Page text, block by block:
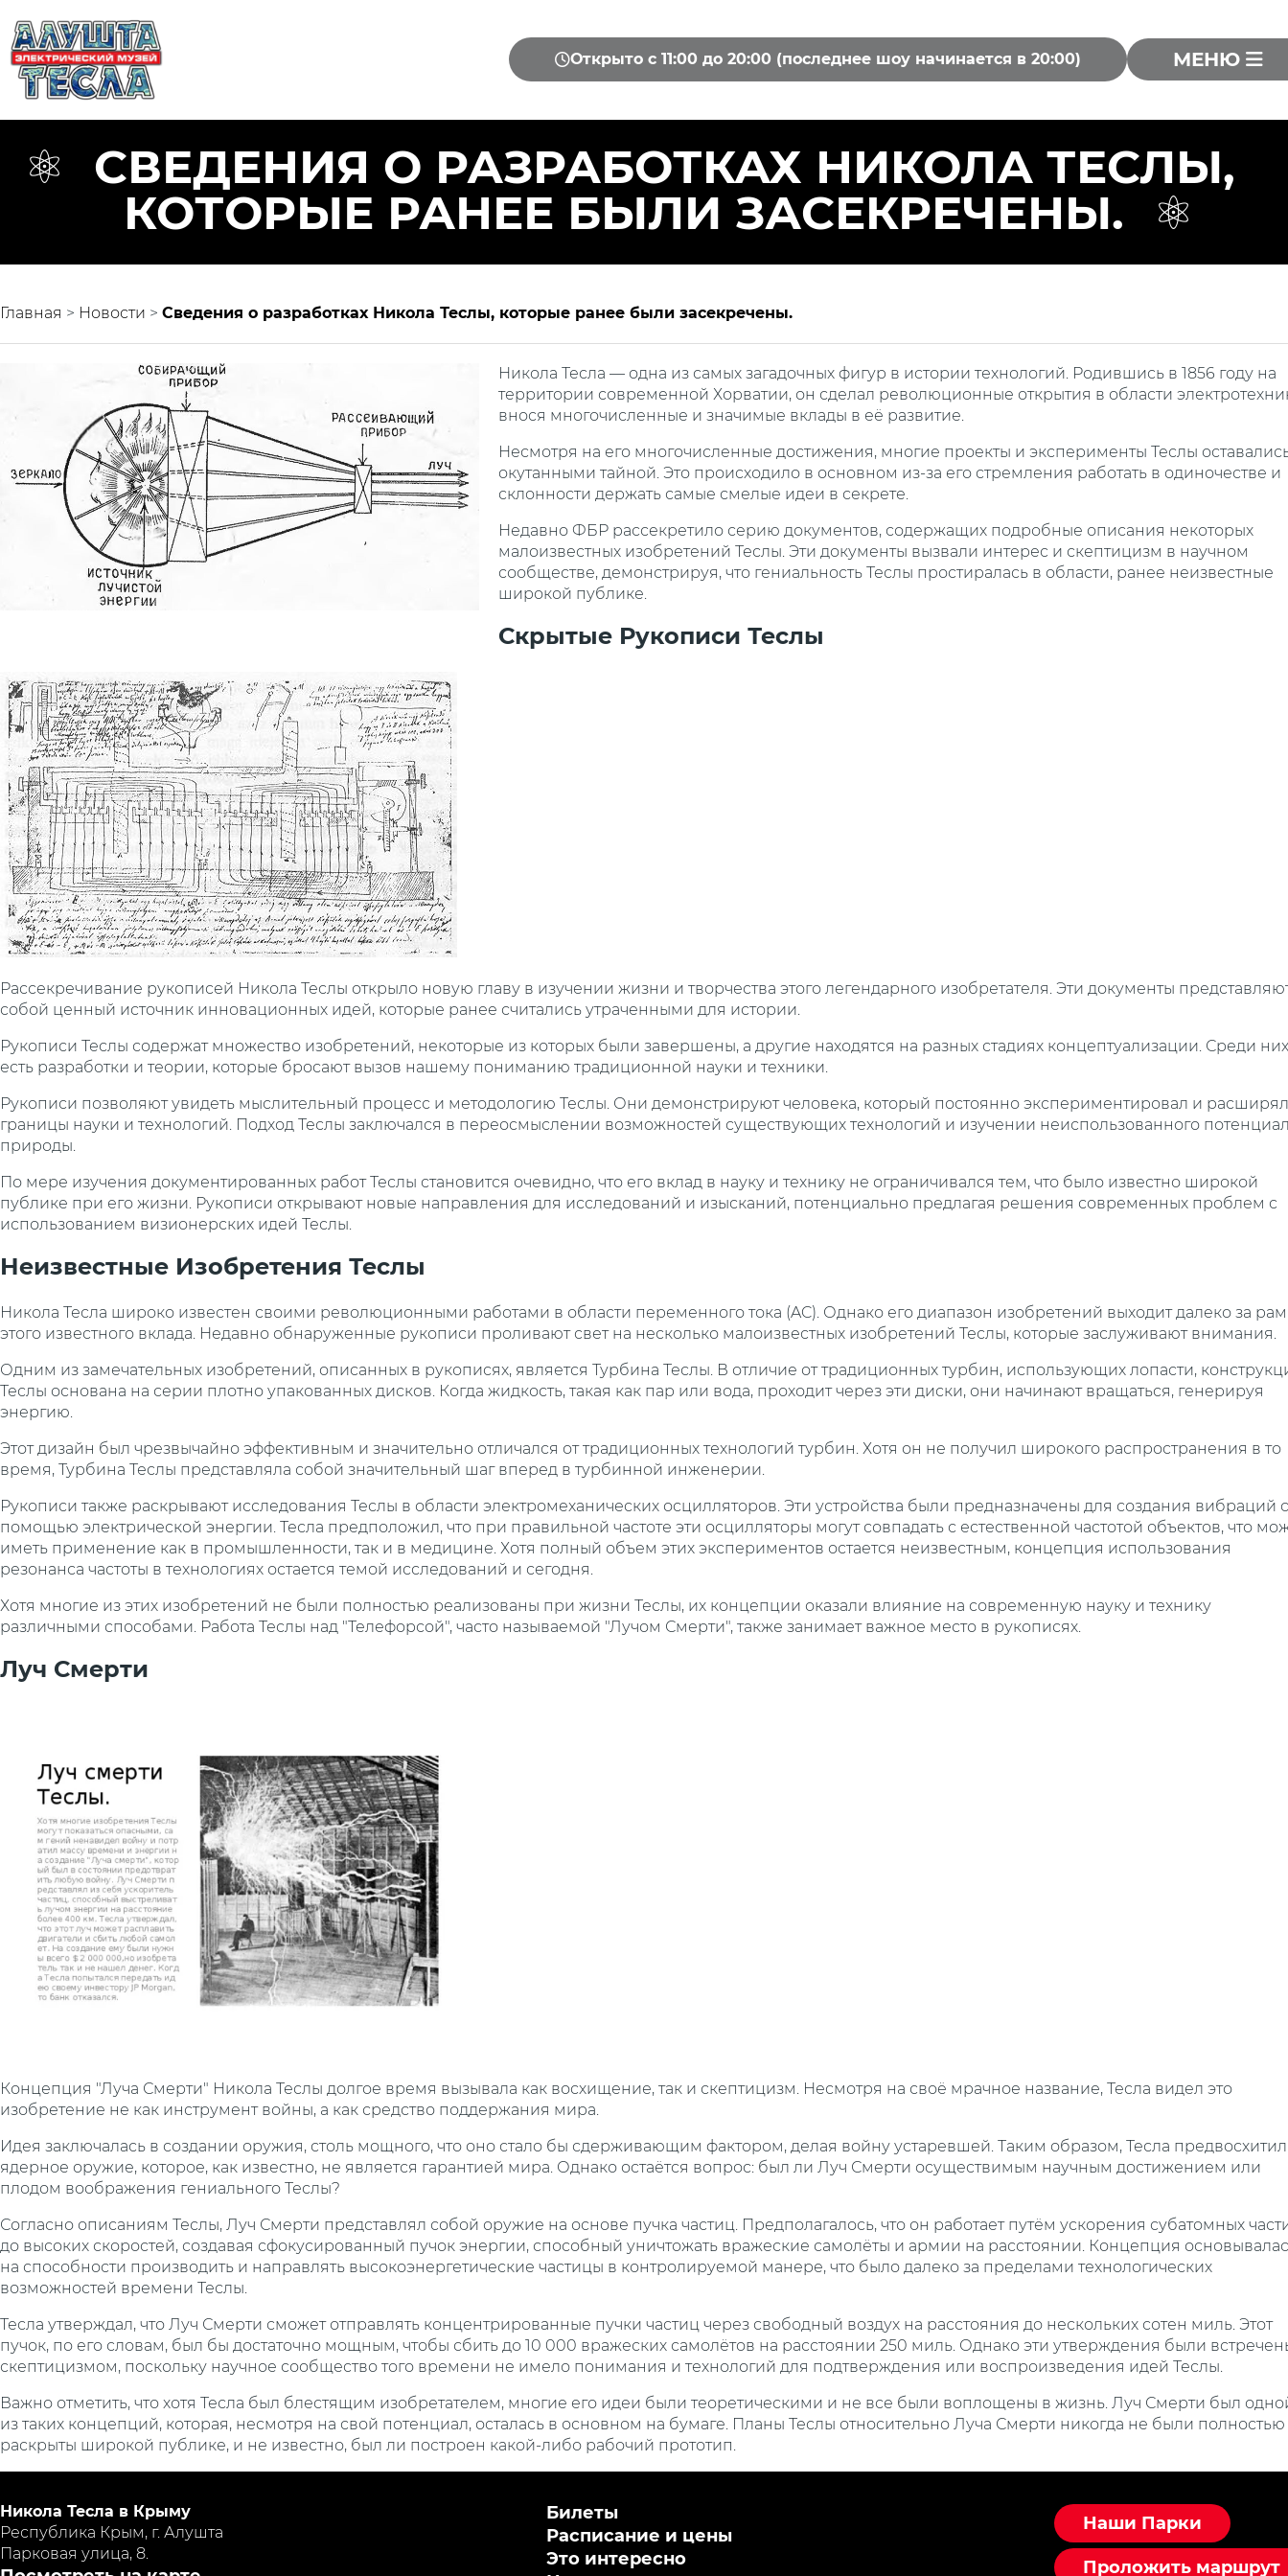
Открыто с 11:00 до 20:00 (последнее шоу начинается в 20:00) МЕНЮ
CВЕДЕНИЯ О РАЗРАБОТКАХ НИКОЛА ТЕСЛЫ,
КОТОРЫЕ РАНЕЕ БЫЛИ ЗАСЕКРЕЧЕНЫ.
Главная > Новости > Cведения о разработках Никола Теслы, которые ранее были засекречены.
Никола Тесла — одна из самых загадочных фигур в истории технологий. Родившись в 1856 году на
территории современной Хорватии, он сделал революционные открытия в области
внося многочисленные и значимые вклады в её развитие.
Несмотря на его многочисленные достижения, многие проекты и эксперименты Теслы
окутанными тайной. Это происходило в основном из-за его стремления работать в одиночестве и
склонности держать самые смелые идеи в секрете.
Недавно ФБР рассекретило серию документов, содержащих подробные описания некоторых
малоизвестных изобретений Теслы. Эти документы вызвали интерес и скептицизм в научном
сообществе, демонстрируя, что гениальность Теслы простиралась в области, ранее неизвестные
широкой публике.
Скрытые Рукописи Теслы
Рассекречивание рукописей Никола Теслы открыло новую главу в изучении жизни и творчества этого легендарного изобретателя. Эти документы
собой ценный источник инновационных идей, которые ранее считались утраченными для истории.
Рукописи Теслы содержат множество изобретений, некоторые из которых были завершены, а другие находятся на разных стадиях концептуализации. Среди них
есть разработки и теории, которые бросают вызов нашему пониманию традиционной науки и техники.
Рукописи позволяют увидеть мыслительный процесс и методологию Теслы. Они демонстрируют человека, который постоянно экспериментировал и расширял
границы науки и технологий. Подход Теслы заключался в переосмыслении возможностей существующих технологий и изучении неиспользованного
природы.
По мере изучения документированных работ Теслы становится очевидно, что его вклад в науку и технику не ограничивался тем, что было известно широкой
публике при его жизни. Рукописи открывают новые направления для исследований и изысканий, потенциально предлагая решения современных проблем с
использованием визионерских идей Теслы.
Неизвестные Изобретения Теслы
Никола Тесла широко известен своими революционными работами в области переменного тока (AC). Однако его диапазон изобретений выходит далеко за
этого известного вклада. Недавно обнаруженные рукописи проливают свет на несколько малоизвестных изобретений Теслы, которые заслуживают внимания.
Одним из замечательных изобретений, описанных в рукописях, является Турбина Теслы. В отличие от традиционных турбин, использующих лопасти,
Теслы основана на серии плотно упакованных дисков. Когда жидкость, такая как пар или вода, проходит через эти диски, они начинают вращаться, генерируя
энергию.
Этот дизайн был чрезвычайно эффективным и значительно отличался от традиционных технологий турбин. Хотя он не получил широкого распространения в то
время, Турбина Теслы представляла собой значительный шаг вперед в турбинной инженерии.
Рукописи также раскрывают исследования Теслы в области электромеханических осцилляторов. Эти устройства были предназначены для создания вибраций с
помощью электрической энергии. Тесла предположил, что при правильной частоте эти осцилляторы могут совпадать с естественной частотой объектов, что
иметь применение как в промышленности, так и в медицине. Хотя полный объем этих экспериментов остается неизвестным, концепция использования
резонанса частоты в технологиях остается темой исследований и сегодня.
Хотя многие из этих изобретений не были полностью реализованы при жизни Теслы, их концепции оказали влияние на современную науку и технику
различными способами. Работа Теслы над "Телефорсой", часто называемой "Лучом Смерти", также занимает важное место в рукописях.
Луч Смерти
Концепция "Луча Смерти" Никола Теслы долгое время вызывала как восхищение, так и скептицизм. Несмотря на своё мрачное название, Тесла видел это
изобретение не как инструмент войны, а как средство поддержания мира.
Идея заключалась в создании оружия, столь мощного, что оно стало бы сдерживающим фактором, делая войну устаревшей. Таким образом, Тесла предвосхитил
ядерное оружие, которое, как известно, не является гарантией мира. Однако остаётся вопрос: был ли Луч Смерти осуществимым научным достижением или
плодом воображения гениального Теслы?
Согласно описаниям Теслы, Луч Смерти представлял собой оружие на основе пучка частиц. Предполагалось, что он работает путём ускорения субатомных
до высоких скоростей, создавая сфокусированный пучок энергии, способный уничтожать вражеские самолёты и армии на расстоянии. Концепция
на способности производить и направлять высокоэнергетические частицы в контролируемой манере, что было далеко за пределами технологических
возможностей времени Теслы.
Тесла утверждал, что Луч Смерти сможет отправлять концентрированные пучки частиц через свободный воздух на расстояния до нескольких сотен миль. Этот
пучок, по его словам, был бы достаточно мощным, чтобы сбить до 10 000 вражеских самолётов на расстоянии 250 миль. Однако эти утверждения были
скептицизмом, поскольку научное сообщество того времени не имело понимания и технологий для подтверждения или воспроизведения идей Теслы.
Важно отметить, что хотя Тесла был блестящим изобретателем, многие его идеи были теоретическими и не все были воплощены в жизнь. Луч Смерти был
из таких концепций, которая, несмотря на свой потенциал, осталась в основном на бумаге. Планы Теслы относительно Луча Смерти никогда не были полностью
раскрыты широкой публике, и не известно, был ли построен какой-либо рабочий прототип.
Никола Тесла в Крыму
Республика Крым, г. Алушта
Парковая улица, 8.
Билеты
Расписание и цены
Это интересно
Наши Парки
Проложить маршрут